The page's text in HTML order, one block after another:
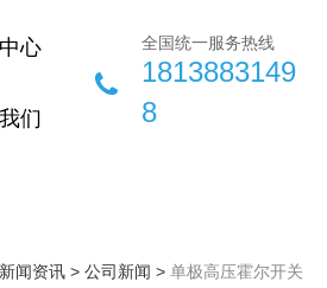
心
们
全国统一服务热线
1813883149
8
新闻资讯 > 公司新闻 > 单极高压霍尔开关